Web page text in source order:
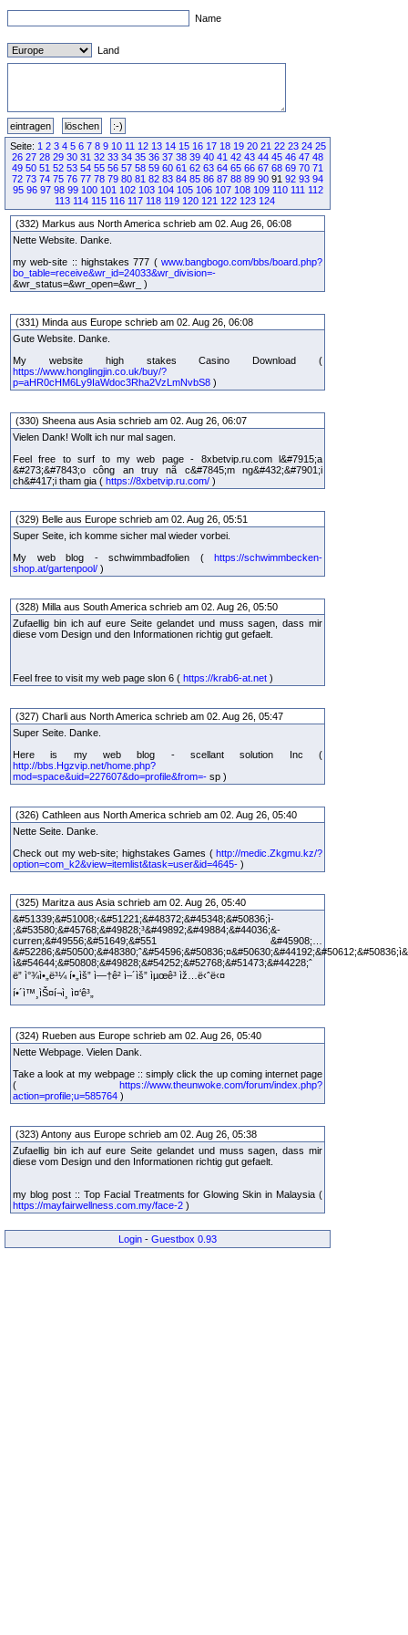
Name
Land
Seite: 1 2 3 4 5 6 7 8 9 10 11 12 13 14 15 16 17 18 19 20 21 22 23 24 25
26 27 28 29 30 31 32 33 34 35 36 37 38 39 40 41 42 43 44 45 46 47 48
49 50 51 52 53 54 55 56 57 58 59 60 61 62 63 64 65 66 67 68 69 70 71
72 73 74 75 76 77 78 79 80 81 82 83 84 85 86 87 88 89 90 91 92 93 94
95 96 97 98 99 100 101 102 103 104 105 106 107 108 109 110 111 112
113 114 115 116 117 118 119 120 121 122 123 124
(332) Markus aus North America schrieb am 02. Aug 26, 06:08
Nette Website. Danke.
my web-site :: highstakes 777 ( www.bangbogo.com/bbs/board.php?
bo_table=receive&wr_id=24033&wr_division=-
&wr_status=&wr_open=&wr_ )
(331) Minda aus Europe schrieb am 02. Aug 26, 06:08
Gute Website. Danke.
My website high stakes Casino Download (
https://www.honglingjin.co.uk/buy/?
p=aHR0cHM6Ly9IaWdoc3Rha2VzLmNvbS8 )
(330) Sheena aus Asia schrieb am 02. Aug 26, 06:07
Vielen Dank! Wollt ich nur mal sagen.
Feel free to surf to my web page - 8xbetvip.ru.com l&#7915;a
&#273;&#7843;o công an truy nã c&#7845;m ng&#432;&#7901;i
ch&#417;i tham gia ( https://8xbetvip.ru.com/ )
(329) Belle aus Europe schrieb am 02. Aug 26, 05:51
Super Seite, ich komme sicher mal wieder vorbei.
My web blog - schwimmbadfolien ( https://schwimmbecken-
shop.at/gartenpool/ )
(328) Milla aus South America schrieb am 02. Aug 26, 05:50
Zufaellig bin ich auf eure Seite gelandet und muss sagen, dass mir
diese vom Design und den Informationen richtig gut gefaelt.
Feel free to visit my web page slon 6 ( https://krab6-at.net )
(327) Charli aus North America schrieb am 02. Aug 26, 05:47
Super Seite. Danke.
Here is my web blog - scellant solution Inc (
http://bbs.Hgzvip.net/home.php?
mod=space&uid=227607&do=profile&from=- sp )
(326) Cathleen aus North America schrieb am 02. Aug 26, 05:40
Nette Seite. Danke.
Check out my web-site; highstakes Games ( http://medic.Zkgmu.kz/?
option=com_k2&view=itemlist&task=user&id=4645- )
(325) Maritza aus Asia schrieb am 02. Aug 26, 05:40
&#51339;&#51008;‹&#51221;&#48372;&#45348;&#50836;ì-
;&#53580;&#45768;&#49828;³&#49892;&#49884;&#44036;&-
curren;&#49556;&#51649;&#551 &#45908;…
ì&#54644;&#50808;&#49828;&#54252;&#52768;&#51473;&#44228;ˆ
ë” ì°¾ì•„ë³¼ í•„ìš” ì—†ê² ì–´ìš” ìµœê³ ìž…ë‹ˆë‹¤
í•´ì™¸ìŠ¤í¬ì¸ ì¤‘ê³„
(324) Rueben aus Europe schrieb am 02. Aug 26, 05:40
Nette Webpage. Vielen Dank.
Take a look at my webpage :: simply click the up coming internet page
( https://www.theunwoke.com/forum/index.php?
action=profile;u=585764 )
(323) Antony aus Europe schrieb am 02. Aug 26, 05:38
Zufaellig bin ich auf eure Seite gelandet und muss sagen, dass mir
diese vom Design und den Informationen richtig gut gefaelt.
my blog post :: Top Facial Treatments for Glowing Skin in Malaysia (
https://mayfairwellness.com.my/face-2 )
Login - Guestbox 0.93